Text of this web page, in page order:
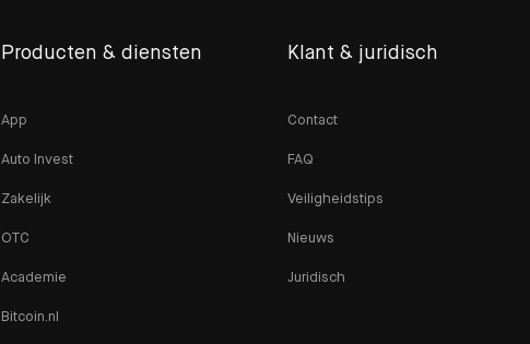
Producten & diensten
App
Auto Invest
Zakelijk
OTC
Academie
Bitcoin.nl
Klant & juridisch
Contact
FAQ
Veiligheidstips
Nieuws
Juridisch